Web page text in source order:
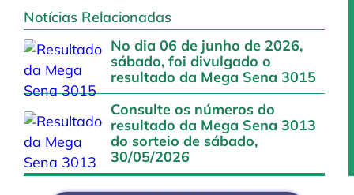
Notícias Relacionadas
No dia 06 de junho de 2026,
sábado, foi divulgado o
resultado da Mega Sena 3015
Consulte os números do
resultado da Mega Sena 3013
do sorteio de sábado,
30/05/2026